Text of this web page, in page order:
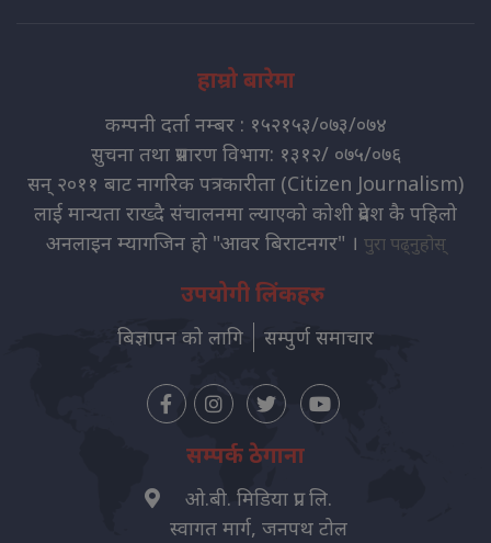
हाम्रो बारेमा
कम्पनी दर्ता नम्बर : १५२१५३/०७३/०७४
सुचना तथा प्रसारण विभाग: १३१२/ ०७५/०७६
सन् २०११ बाट नागरिक पत्रकारीता (Citizen Journalism)
लाई मान्यता राख्दै संचालनमा ल्याएको कोशी प्रदेश कै पहिलो
अनलाइन म्यागजिन हो "आवर बिराटनगर" । पुरा पढ्नुहोस्
उपयोगी लिंकहरु
बिज्ञापन को लागि सम्पुर्ण समाचार
सम्पर्क ठेगाना
ओ.बी. मिडिया प्रा. लि.
स्वागत मार्ग, जनपथ टोल